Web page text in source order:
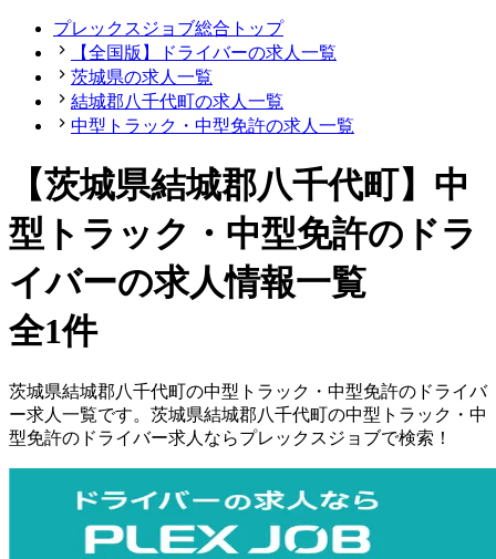
プレックスジョブ総合トップ
【全国版】ドライバーの求人一覧
茨城県の求人一覧
結城郡八千代町の求人一覧
中型トラック・中型免許の求人一覧
【茨城県結城郡八千代町】中
型トラック・中型免許のドラ
イバーの求人情報一覧
全1件
茨城県結城郡八千代町の中型トラック・中型免許の ドライバ
ー求人一覧です。 茨城県結城郡八千代町の中型トラック・中
型免許の ドライバー求人ならプレックスジョブで検索！